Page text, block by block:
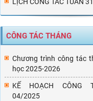
CÔNG TÁC THÁNG
Chương trình công tác
học 2025-2026
KẾ HOẠCH CÔNG
04/2025